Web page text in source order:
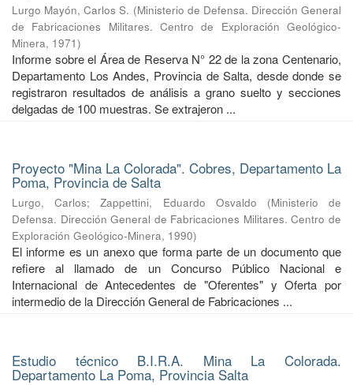
Lurgo Mayón, Carlos S. (Ministerio de Defensa. Dirección General
de Fabricaciones Militares. Centro de Exploración Geológico-
Minera, 1971)
Informe sobre el Área de Reserva N° 22 de la zona Centenario,
Departamento Los Andes, Provincia de Salta, desde donde se
registraron resultados de análisis a grano suelto y secciones
delgadas de 100 muestras. Se extrajeron ...
Proyecto "Mina La Colorada". Cobres, Departamento La
Poma, Provincia de Salta
Lurgo, Carlos;Zappettini, Eduardo Osvaldo (Ministerio de
Defensa. Dirección General de Fabricaciones Militares. Centro de
Exploración Geológico-Minera, 1990)
El informe es un anexo que forma parte de un documento que
refiere al llamado de un Concurso Público Nacional e
Internacional de Antecedentes de "Oferentes" y Oferta por
intermedio de la Dirección General de Fabricaciones ...
Estudio técnico B.I.R.A. Mina La Colorada.
Departamento La Poma, Provincia Salta